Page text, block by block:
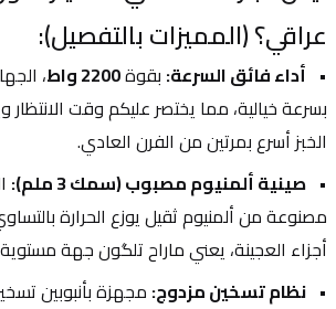
عراقي؟ (المميزات بالتفصيل):
أداء فائق السرعة: بقوة 2200 واط
الخبز أسرع بمرتين من الفرن العادي.
صينية ألمنيوم مصبوب (سمك 3 ملم):
أجزاء العجينة، يعني ماراح تلگون جهة
نظام تسخين مزدوج: